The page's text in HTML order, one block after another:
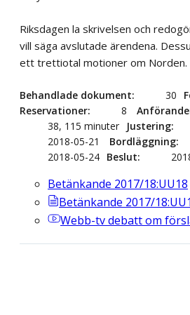
Riksdagen la skrivelsen och
vill säga avslutade ärendena.
ett trettiotal motioner om Norden.
Behandlade dokument 30
Reservationer
8
38, 115 minuter
Justering
2018-05-21
Bordläggning
2018-05-24 Beslut
Betänkande 2017/18:UU18
Betänkande 2017/
Webb-tvdebatt om